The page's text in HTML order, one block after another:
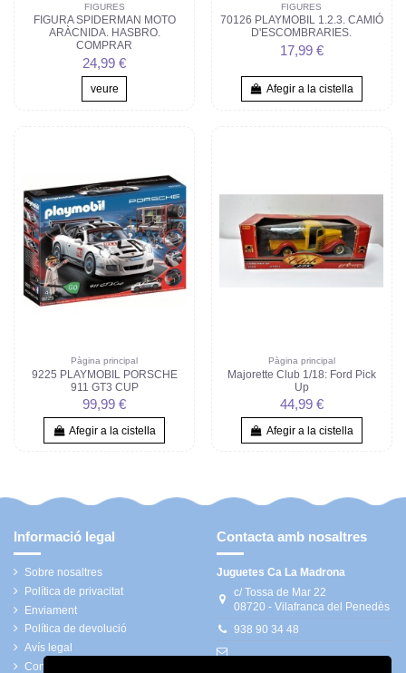
FIGURES
FIGURA SPIDERMAN MOTO
ARÀCNIDA. HASBRO.
COMPRAR
24,99 €
veure
FIGURES
70126 PLAYMOBIL 1.2.3. CAMIÓ
D'ESCOMBRARIES.
17,99 €
Afegir a la cistella
Pàgina principal
9225 PLAYMOBIL PORSCHE
911 GT3 CUP
99,99 €
Afegir a la cistella
Pàgina principal
Majorette Club 1/18: Ford Pick
Up
44,99 €
Afegir a la cistella
Informació legal
Sobre nosaltres
Política de privacitat
Enviament
Política de devolució
Avís legal
Condicions generals
Contacta amb nosaltres
Juguetes Ca La Madrona
c/ Tossa de Mar 22
08720 - Vilafranca del Penedès
938 90 34 48